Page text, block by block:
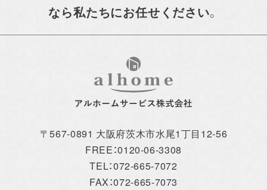
なら私たちにお任せください。
〒567-0891 大阪府茨木市水尾1丁目12-56
FREE：0120-06-3308
TEL：072-665-7072
FAX：072-665-7073